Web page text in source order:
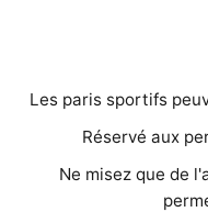
Les paris sportifs
Réservé aux
Ne misez que de